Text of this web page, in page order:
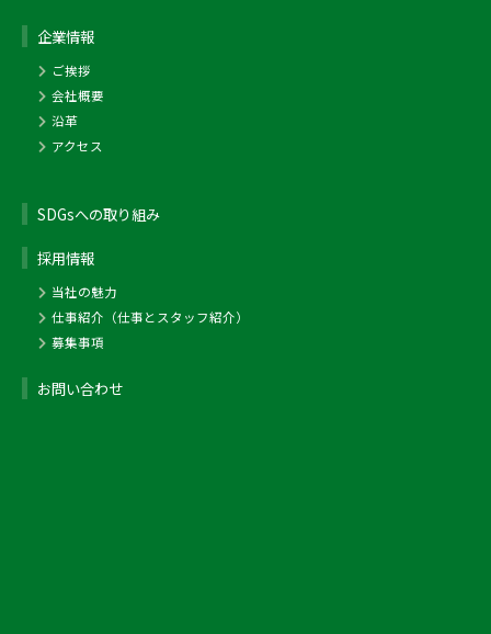
企業情報
ご挨拶
会社概要
沿革
アクセス
SDGsへの取り組み
採用情報
当社の魅力
仕事紹介（仕事とスタッフ紹介）
募集事項
お問い合わせ